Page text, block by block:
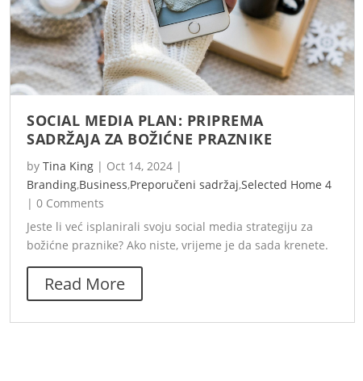
SOCIAL MEDIA PLAN: PRIPREMA
SADRŽAJA ZA BOŽIĆNE PRAZNIKE
by Tina King | Oct 14, 2024 |
Branding,Business,Preporučeni sadržaj,Selected Home 4
| 0 Comments
Jeste li već isplanirali svoju social media strategiju za
božićne praznike? Ako niste, vrijeme je da sada krenete.
Read More